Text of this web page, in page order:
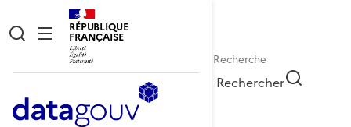
RÉPUBLIQUE
FRANÇAISE
Rechercher